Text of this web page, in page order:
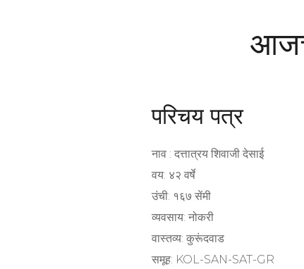
परिचय पत्र
नाव : दत्तात्रय शिवाजी देसाई
वय: ४२ वर्षे
उंची: १६७ सेंमी
व्यवसाय: नोकरी
वास्तव्य: कुरूंदवाड
समूह: KOL-SAN-SAT-GR